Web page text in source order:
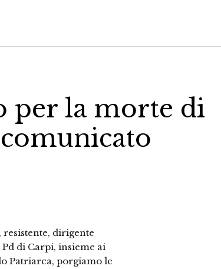
per la morte di
resistente, dirigente
di Carpi, insieme ai
Patriarca, porgiamo le